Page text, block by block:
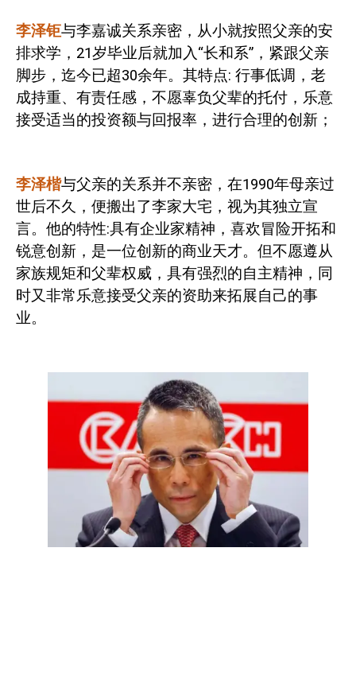
李泽钜与李嘉诚关系亲密，从小就按照父亲的安
排求学， 21岁毕业后就加入“长和系”，紧跟父亲
脚步，迄今已超30余年。其特点: 行事低调，老
成持重、有责任感，不愿辜负父辈的托付，乐意
接受适当的投资额与回报率，进行合理的创新；
李泽楷与父亲的关系并不亲密，在1990年母亲过
世后不久，便搬出了李家大宅，视为其独立宣
言。他的特性:具有企业家精神，喜欢冒险开拓和
锐意创新，是一位创新的商业天才。但不愿遵从
家族规矩和父辈权威，具有强烈的自主精神，同
时又非常乐意接受父亲的资助来拓展自己的事
业。